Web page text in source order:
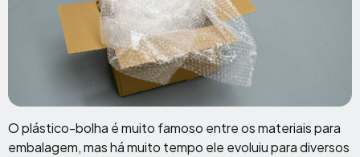
O plástico-bolha é muito famoso entre os materiais para
embalagem, mas há muito tempo ele evoluiu para diversos